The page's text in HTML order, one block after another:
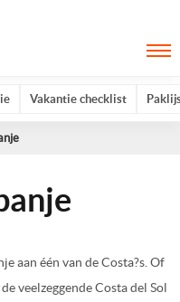
Vakantie checklist
aan één van de Costa?s. Of
veelzeggende Costa del Sol